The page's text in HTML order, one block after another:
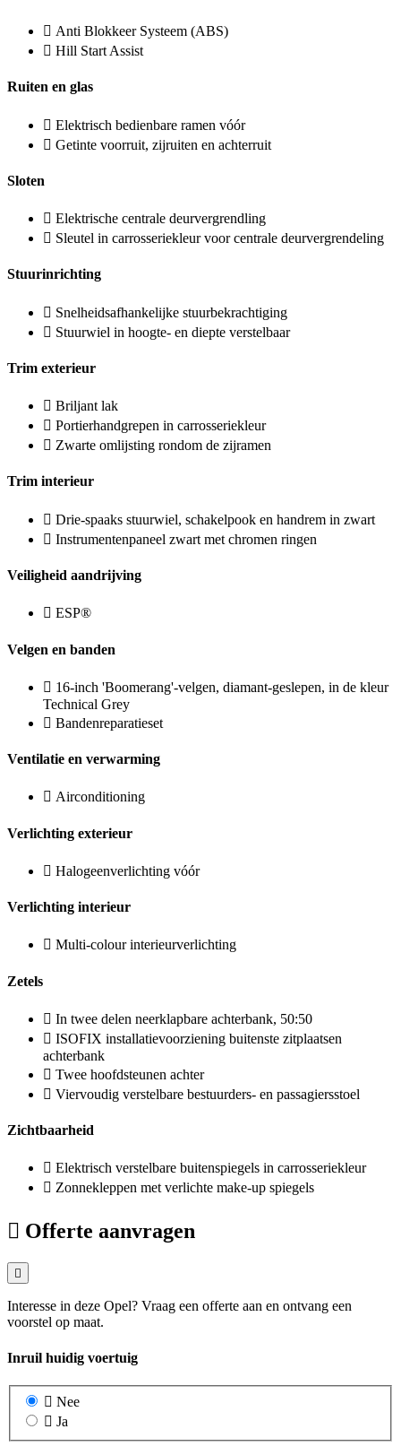
Anti Blokkeer Systeem (ABS)
Hill Start Assist
Ruiten en glas
Elektrisch bedienbare ramen vóór
Getinte voorruit, zijruiten en achterruit
Sloten
Elektrische centrale deurvergrendling
Sleutel in carrosseriekleur voor centrale deurvergrendeling
Stuurinrichting
Snelheidsafhankelijke stuurbekrachtiging
Stuurwiel in hoogte- en diepte verstelbaar
Trim exterieur
Briljant lak
Portierhandgrepen in carrosseriekleur
Zwarte omlijsting rondom de zijramen
Trim interieur
Drie-spaaks stuurwiel, schakelpook en handrem in zwart
Instrumentenpaneel zwart met chromen ringen
Veiligheid aandrijving
ESP®
Velgen en banden
16-inch 'Boomerang'-velgen, diamant-geslepen, in de kleur
Technical Grey
Bandenreparatieset
Ventilatie en verwarming
Airconditioning
Verlichting exterieur
Halogeenverlichting vóór
Verlichting interieur
Multi-colour interieurverlichting
Zetels
In twee delen neerklapbare achterbank, 50:50
ISOFIX installatievoorziening buitenste zitplaatsen
achterbank
Twee hoofdsteunen achter
Viervoudig verstelbare bestuurders- en passagiersstoel
Zichtbaarheid
Elektrisch verstelbare buitenspiegels in carrosseriekleur
Zonnekleppen met verlichte make-up spiegels
Offerte aanvragen
Interesse in deze Opel? Vraag een offerte aan en ontvang een
voorstel op maat.
Inruil huidig voertuig
Nee
Ja